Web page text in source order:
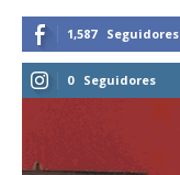
1,587 Seguidores
0 Seguidores